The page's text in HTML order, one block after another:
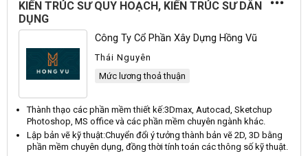
KIẾN TRÚC SƯ QUY HOẠCH, KIẾN TRÚC SƯ DÂN
DỤNG
Công Ty Cổ Phần Xây Dựng Hồng Vũ
Thái Nguyên
Mức lương thoả thuận
Thành thạo các phần mềm thiết kế:3Dmax, Autocad, Sketchup
Photoshop, MS office và các phần mềm chuyên ngành khác.
Lập bản vẽ kỹ thuật:Chuyển đổi ý tưởng thành bản vẽ 2D, 3D bằng
phần mềm chuyên dụng, đồng thời tính toán các thông số kỹ thuật.